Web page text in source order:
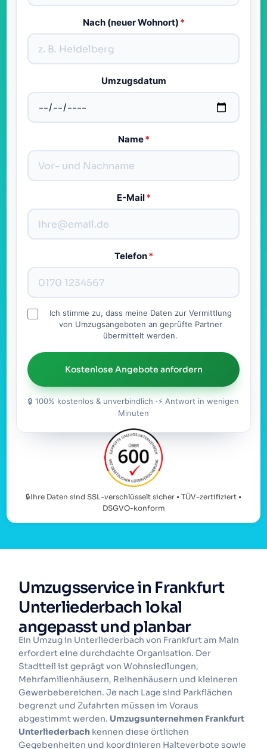
Nach (neuer Wohnort) *
Umzugsdatum
Name*
E-Mail*
Telefon*
Ich stimme zu, dass meine Daten zur Vermittlung
von Umzugsangeboten an geprüfte Partner
übermittelt werden.
Kostenlose Angebote anfordern
🔒 100% kostenlos & unverbindlich ·⚡ Antwort in wenigen
Minuten
🔒Ihre Daten sind SSL-verschlüsselt sicher • TÜV-zertifiziert •
DSGVO-konform
Umzugsservice in Frankfurt
Unterliederbach lokal
angepasst und planbar
Ein Umzug in Unterliederbach von Frankfurt am Main
erfordert eine durchdachte Organisation. Der
Stadtteil ist geprägt von Wohnsiedlungen,
Mehrfamilienhäusern, Reihenhäusern und kleineren
Gewerbebereichen. Je nach Lage sind Parkflächen
begrenzt und Zufahrten müssen im Voraus
abgestimmt werden. Umzugsunternehmen Frankfurt
Unterliederbach kennen diese örtlichen
Gegebenheiten und koordinieren Halteverbote sowie